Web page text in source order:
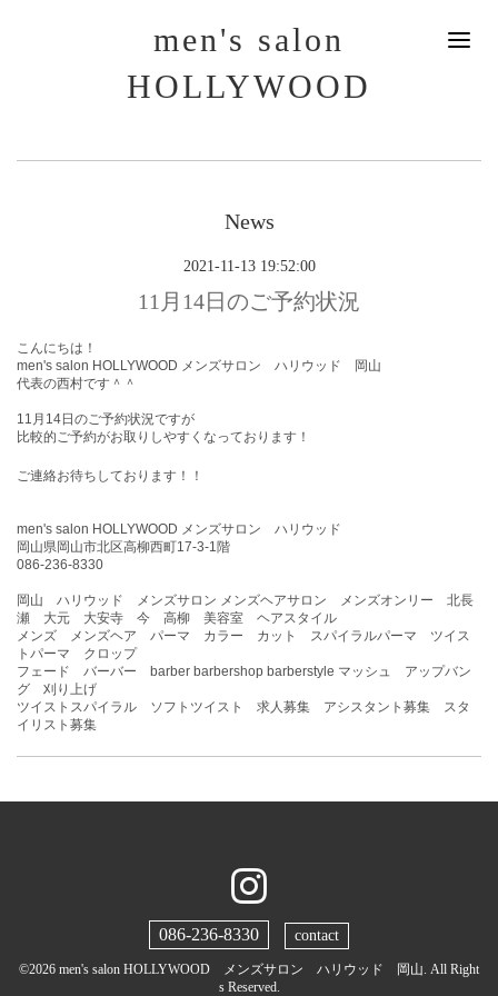
men's salon
HOLLYWOOD
News
2021-11-13 19:52:00
11月14日のご予約状況
こんにちは！
men's salon HOLLYWOOD メンズサロン ハリウッド 岡山
代表の西村です＾＾
11月14日のご予約状況ですが
比較的ご予約がお取りしやすくなっております！
ご連絡お待ちしております！！
men's salon HOLLYWOOD メンズサロン ハリウッド
岡山県岡山市北区高柳西町17-3-1階
086-236-8330
岡山 ハリウッド メンズサロン メンズヘアサロン メンズオンリー 北長
瀬 大元 大安寺 今 高柳 美容室 ヘアスタイル
メンズ メンズヘア パーマ カラー カット スパイラルパーマ ツイス
トパーマ クロップ
フェード バーバー barber barbershop barberstyle マッシュ アップバン
グ 刈り上げ
ツイストスパイラル ソフトツイスト 求人募集 アシスタント募集 スタ
イリスト募集
086-236-8330 contact
©2026 men's salon HOLLYWOOD メンズサロン ハリウッド 岡山. All Right
s Reserved.